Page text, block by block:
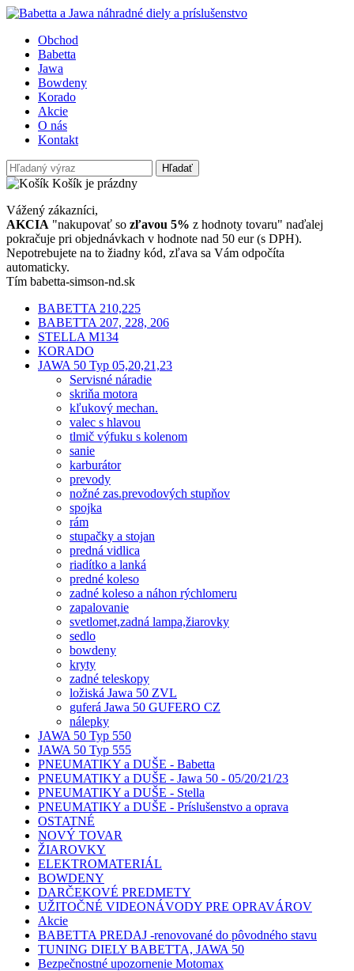
Obchod
Babetta
Jawa
Bowdeny
Korado
Akcie
O nás
Kontakt
Hľadať
Košík je prázdny
Vážený zákazníci,
AKCIA "nakupovať so zľavou 5% z hodnoty tovaru" naďalej
pokračuje pri objednávkach v hodnote nad 50 eur (s DPH).
Nepotrebujete na to žiadny kód, zľava sa Vám odpočíta
automaticky.
Tím babetta-simson-nd.sk
BABETTA 210,225
BABETTA 207, 228, 206
STELLA M134
KORADO
JAWA 50 Typ 05,20,21,23
Servisné náradie
skriňa motora
kľukový mechan.
valec s hlavou
tlmič výfuku s kolenom
sanie
karburátor
prevody
nožné zas.prevodových stupňov
spojka
rám
stupačky a stojan
predná vidlica
riadítko a lanká
predné koleso
zadné koleso a náhon rýchlomeru
zapalovanie
svetlomet,zadná lampa,žiarovky
sedlo
bowdeny
kryty
zadné teleskopy
ložiská Jawa 50 ZVL
guferá Jawa 50 GUFERO CZ
nálepky
JAWA 50 Typ 550
JAWA 50 Typ 555
PNEUMATIKY a DUŠE - Babetta
PNEUMATIKY a DUŠE - Jawa 50 - 05/20/21/23
PNEUMATIKY a DUŠE - Stella
PNEUMATIKY a DUŠE - Príslušenstvo a oprava
OSTATNÉ
NOVÝ TOVAR
ŽIAROVKY
ELEKTROMATERIÁL
BOWDENY
DARČEKOVÉ PREDMETY
UŽITOČNÉ VIDEONÁVODY PRE OPRAVÁROV
Akcie
BABETTA PREDAJ -renovované do pôvodného stavu
TUNING DIELY BABETTA, JAWA 50
Bezpečnostné upozornenie Motomax